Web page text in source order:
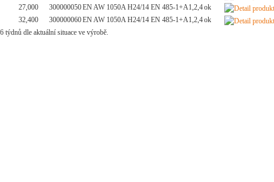
27,000 300000050EN AW 1050A H24/14 EN 485-1+A1,2,4ok
32,400 300000060EN AW 1050A H24/14 EN 485-1+A1,2,4ok
týdnů dle aktuální situace ve výrobě.